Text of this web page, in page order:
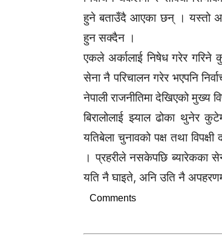
हुने बताउँदै आएका छन् । यस्तो
हुन सक्दैन ।
एकले अर्कालाई निषेध गरेर
सेना नै परिचालन गरेर भएपनि
नेपाली राजनीतिमा देखिएको मुख्य
बिरालोलाई झ्याल ढोका थुनेर
यतिबेला चुनावको पक्ष तथा
। प्रहरीले नसकेपछि ब्यारेकका
यति नै घाइते, अनि उति नै
Comments